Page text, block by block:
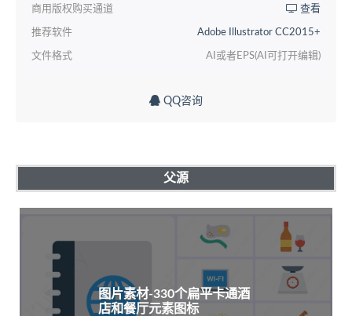
商用版权购买通道 查看
推荐软件 Adobe Illustrator CC2015+
文件格式 AI或者EPS(AI可打开编辑)
QQ咨询
父源
图片素材-330个扁平卡通酒
店和餐厅元素图标